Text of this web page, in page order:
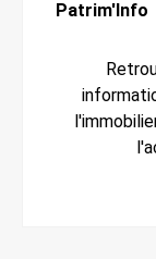
Patrim'Info